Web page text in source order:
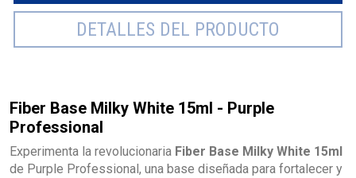
DETALLES DEL PRODUCTO
Fiber Base Milky White 15ml - Purple
Professional
Experimenta la revolucionaria Fiber Base Milky White 15ml
de Purple Professional, una base diseñada para fortalecer y